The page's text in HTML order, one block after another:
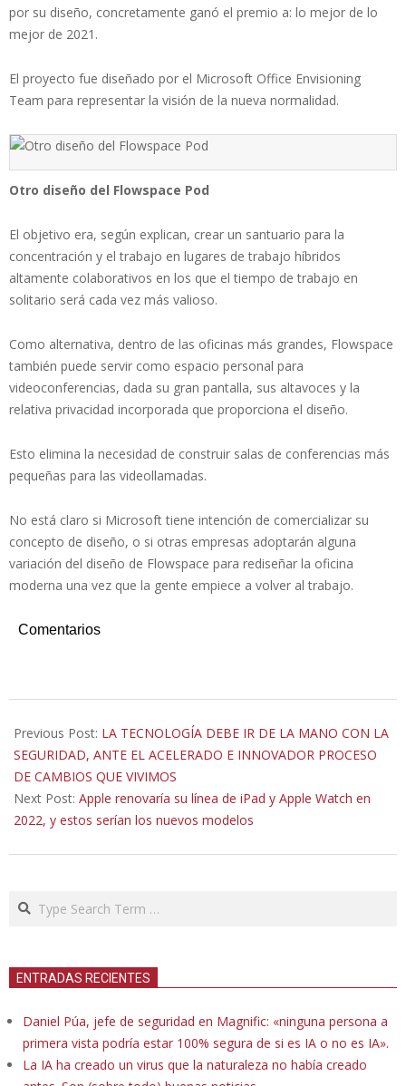
por su diseño, concretamente ganó el premio a: lo mejor de lo
mejor de 2021.
El proyecto fue diseñado por el Microsoft Office Envisioning
Team para representar la visión de la nueva normalidad.
Otro diseño del Flowspace Pod
El objetivo era, según explican, crear un santuario para la
concentración y el trabajo en lugares de trabajo híbridos
altamente colaborativos en los que el tiempo de trabajo en
solitario será cada vez más valioso.
Como alternativa, dentro de las oficinas más grandes, Flowspace
también puede servir como espacio personal para
videoconferencias, dada su gran pantalla, sus altavoces y la
relativa privacidad incorporada que proporciona el diseño.
Esto elimina la necesidad de construir salas de conferencias más
pequeñas para las videollamadas.
No está claro si Microsoft tiene intención de comercializar su
concepto de diseño, o si otras empresas adoptarán alguna
variación del diseño de Flowspace para rediseñar la oficina
moderna una vez que la gente empiece a volver al trabajo.
Comentarios
12-
07
Previous Post: LA TECNOLOGÍA DEBE IR DE LA MANO CON LA
SEGURIDAD, ANTE EL ACELERADO E INNOVADOR PROCESO
DE CAMBIOS QUE VIVIMOS
Next Post: Apple renovaría su línea de iPad y Apple Watch en
2022, y estos serían los nuevos modelos
Search
ENTRADAS RECIENTES
Daniel Púa, jefe de seguridad en Magnific: «ninguna persona a
primera vista podría estar 100% segura de si es IA o no es IA».
La IA ha creado un virus que la naturaleza no había creado